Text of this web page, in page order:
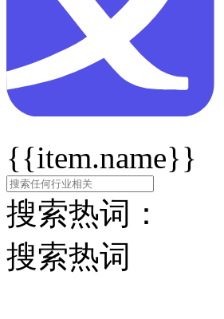
{{item.name}}
搜索热词：
搜索热词